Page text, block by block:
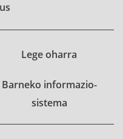
Lege oharra
Barneko informazio-
sistema